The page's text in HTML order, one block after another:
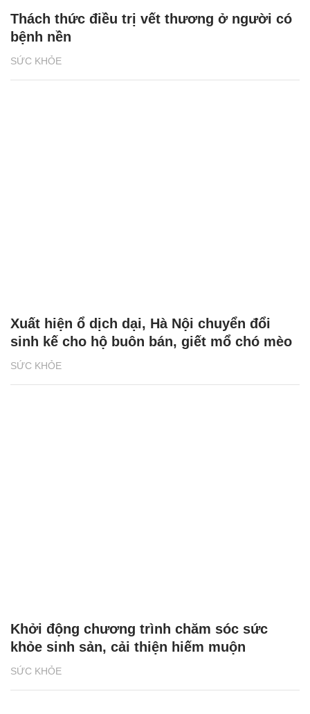
SỨC KHỎE
Thách thức điều trị vết thương ở người có
bệnh nền
SỨC KHỎE
Xuất hiện ổ dịch dại, Hà Nội chuyển đổi
sinh kế cho hộ buôn bán, giết mổ chó mèo
SỨC KHỎE
Khởi động chương trình chăm sóc sức
khỏe sinh sản, cải thiện hiếm muộn